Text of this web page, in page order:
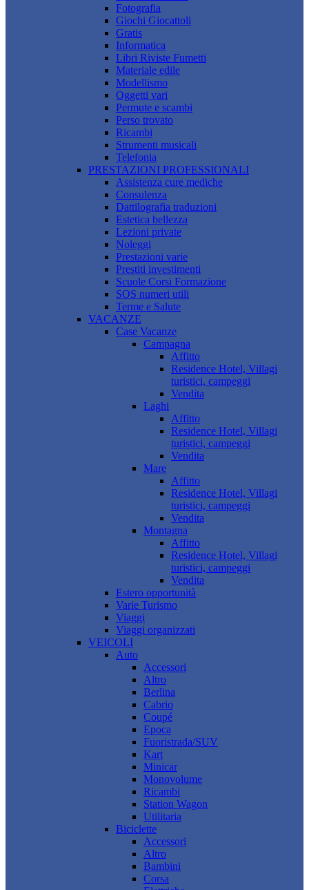
Fotografia
Giochi Giocattoli
Gratis
Informatica
Libri Riviste Fumetti
Materiale edile
Modellismo
Oggetti vari
Permute e scambi
Perso trovato
Ricambi
Strumenti musicali
Telefonia
PRESTAZIONI PROFESSIONALI
Assistenza cure mediche
Consulenza
Dattilografia traduzioni
Estetica bellezza
Lezioni private
Noleggi
Prestazioni varie
Prestiti investimenti
Scuole Corsi Formazione
SOS numeri utili
Terme e Salute
VACANZE
Case Vacanze
Campagna
Affitto
Residence Hotel, Villagi
turistici, campeggi
Vendita
Laghi
Affitto
Residence Hotel, Villagi
turistici, campeggi
Vendita
Mare
Affitto
Residence Hotel, Villagi
turistici, campeggi
Vendita
Montagna
Affitto
Residence Hotel, Villagi
turistici, campeggi
Vendita
Estero opportunità
Varie Turismo
Viaggi
Viaggi organizzati
VEICOLI
Auto
Accessori
Altro
Berlina
Cabrio
Coupé
Epoca
Fuoristrada/SUV
Kart
Minicar
Monovolume
Ricambi
Station Wagon
Utilitaria
Biciclette
Accessori
Altro
Bambini
Corsa